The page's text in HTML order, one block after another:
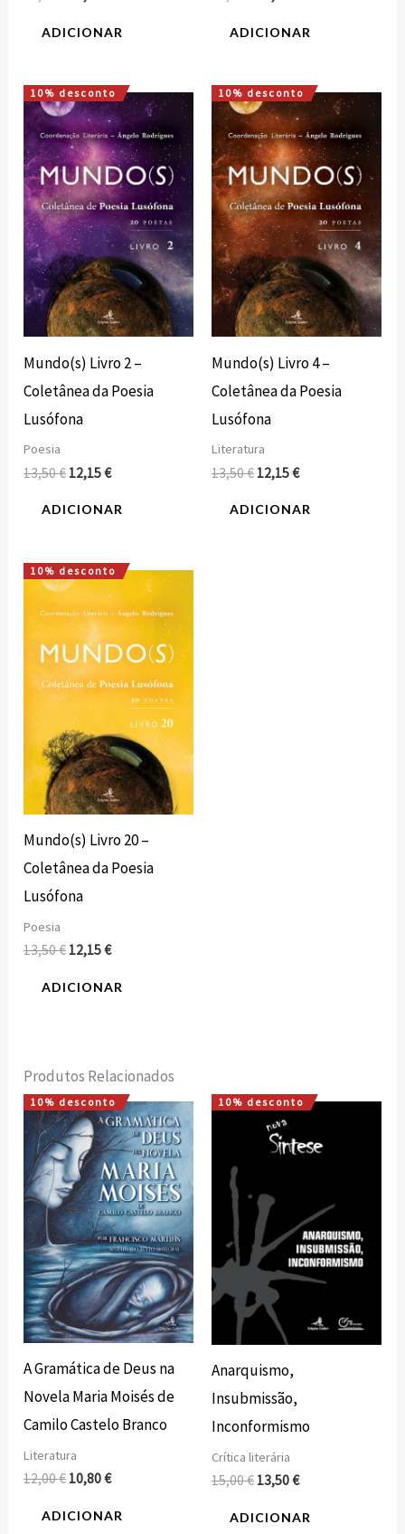
ADICIONAR ADICIONAR
10% desconto
Mundo(s) Livro 2 –
Coletânea da Poesia
Lusófona
Poesia
13,50€
O
preço
original
era:
13,50 €.
12,15€
O
preço
atual
é:
12,15 €.
ADICIONAR
10% desconto
Mundo(s) Livro 4 –
Coletânea da Poesia
Lusófona
Literatura
13,50€
O
preço
original
era:
13,50 €.
12,15€
O
preço
atual
é:
12,15 €.
ADICIONAR
10% desconto
Mundo(s) Livro 20 –
Coletânea da Poesia
Lusófona
Poesia
13,50€
O
preço
original
era:
13,50 €.
12,15€
O
preço
atual
é:
12,15 €.
ADICIONAR
Produtos Relacionados
10% desconto
A Gramática de Deus na
Novela Maria Moisés de
Camilo Castelo Branco
Literatura
12,00€
O
preço
original
era:
12,00 €.
10,80€
O
preço
atual
é:
10,80 €.
ADICIONAR
10% desconto
Anarquismo,
Insubmissão,
Inconformismo
Crítica literária
15,00€
O
preço
original
13,50€
O
atual
ADICIONAR